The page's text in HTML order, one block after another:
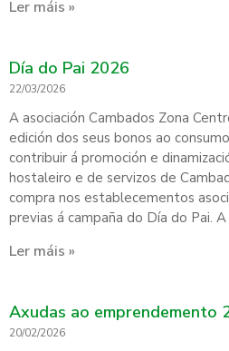
Ler máis »
Día do Pai 2026
22/03/2026
A asociación Cambados Zona
edición dos seus bonos ao
contribuir á promoción e
hostaleiro e de servizos de
compra nos establecementos
previas á campaña do Día do Pai.
Ler máis »
Axudas ao emprendemento
20/02/2026